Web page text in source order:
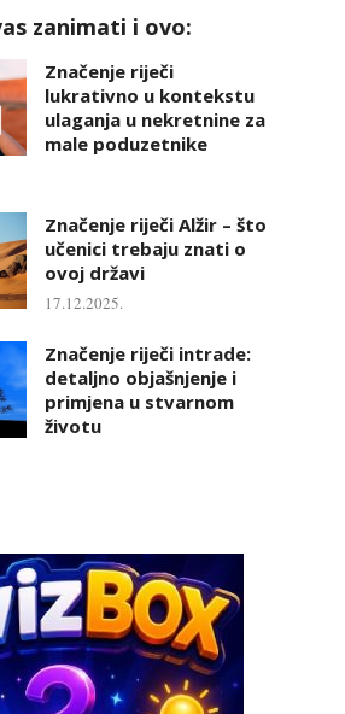
zanimati i ovo:
Značenje riječi
lukrativno u kontekstu
ulaganja u nekretnine za
male poduzetnike
Značenje riječi Alžir – što
učenici trebaju znati o
ovoj državi
17.12.2025.
Značenje riječi intrade:
detaljno objašnjenje i
primjena u stvarnom
životu